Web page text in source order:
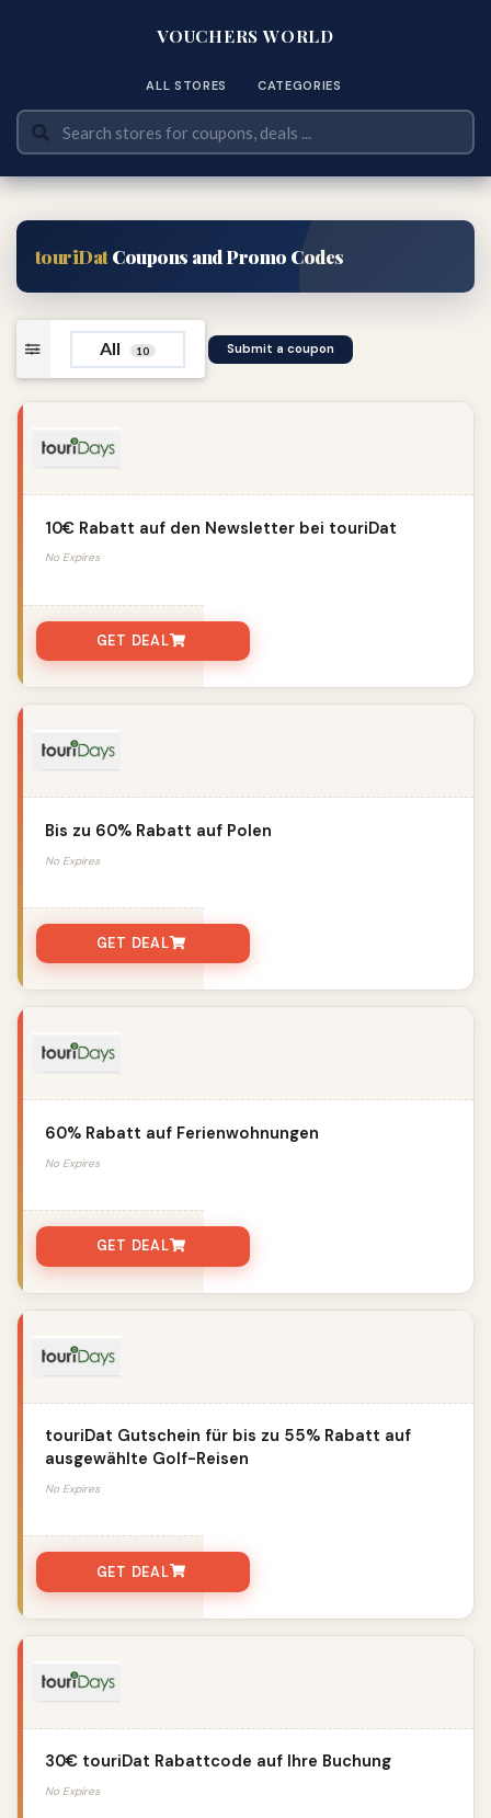
VOUCHERS WORLD
ALL STORES CATEGORIES
touriDatCoupons and Promo Codes
All 10 Submit a coupon
10€ Rabatt auf den Newsletter bei touriDat
No Expires
GET DEAL
Bis zu 60% Rabatt auf Polen
No Expires
GET DEAL
60% Rabatt auf Ferienwohnungen
No Expires
GET DEAL
touriDat Gutschein für bis zu 55% Rabatt auf
ausgewählte Golf-Reisen
No Expires
GET DEAL
30€ touriDat Rabattcode auf Ihre Buchung
No Expires